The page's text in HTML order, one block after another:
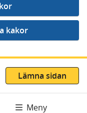
Lämna sidan
Meny